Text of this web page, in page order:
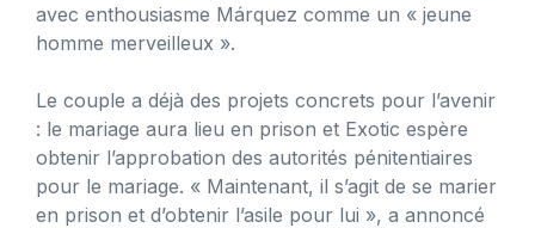
avec enthousiasme Márquez comme un « jeune
homme merveilleux ».
Le couple a déjà des projets concrets pour l’avenir
: le mariage aura lieu en prison et Exotic espère
obtenir l’approbation des autorités pénitentiaires
pour le mariage. « Maintenant, il s’agit de se marier
en prison et d’obtenir l’asile pour lui », a annoncé